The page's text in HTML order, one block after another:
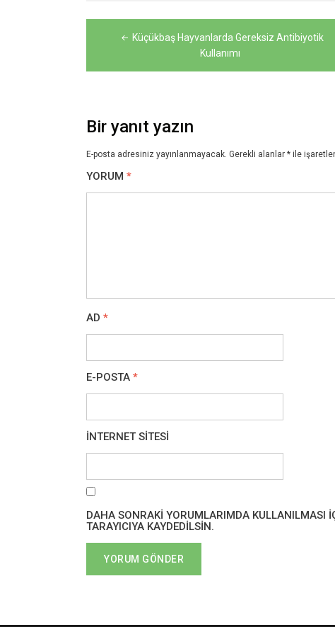
Yazı
gezinmesi
Küçükbaş Hayvanlarda Gereksiz Antibiyotik
Kullanımı
Bir yanıt yazın
E-posta adresiniz yayınlanmayacak. Gerekli alanlar * ile
YORUM *
AD *
E-POSTA *
İNTERNET SITESI
DAHA SONRAKI YORUMLARIMDA KULLANILMASI
TARAYICIYA KAYDEDILSIN.